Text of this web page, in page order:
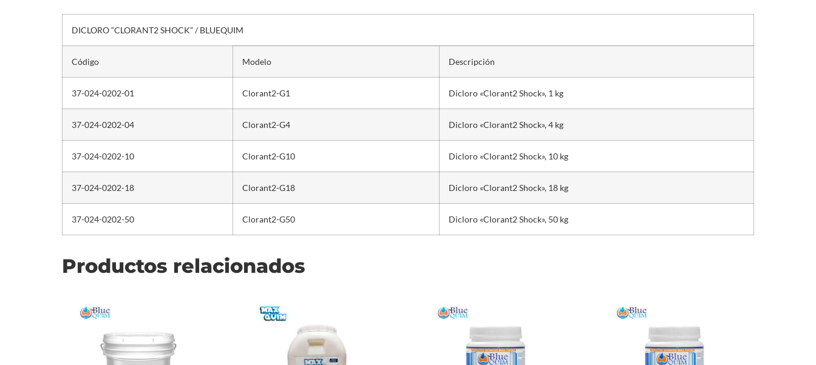
DICLORO “CLORANT2 SHOCK” / BLUEQUIM
Código Modelo Descripción
37-024-0202-01 Clorant2-G1 Dicloro «Clorant2 Shock», 1 kg
37-024-0202-04 Clorant2-G4 Dicloro «Clorant2 Shock», 4 kg
37-024-0202-10 Clorant2-G10 Dicloro «Clorant2 Shock», 10 kg
37-024-0202-18 Clorant2-G18 Dicloro «Clorant2 Shock», 18 kg
37-024-0202-50 Clorant2-G50 Dicloro «Clorant2 Shock», 50 kg
Productos relacionados